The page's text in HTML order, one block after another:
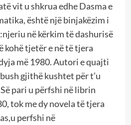
vit u shkrua edhe Dasma e
është një binjakëzim i
në kërkim të dashurisë
kohë tjetër e në të tjera
më 1980. Autori e quajti
gjithë kushtet për t’u
pari u përfshi në librin
tok me dy novela të tjera
perfshi në